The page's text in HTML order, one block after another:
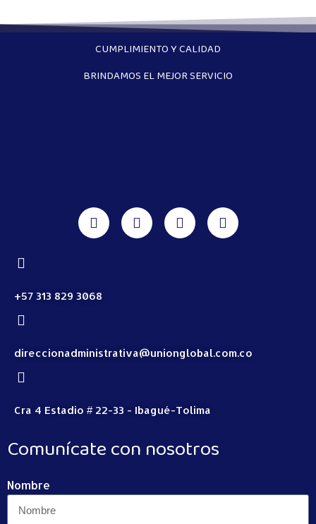
CUMPLIMIENTO Y CALIDAD
BRINDAMOS EL MEJOR SERVICIO
+57 313 829 3068
direccionadministrativa@unionglobal.com.co
Cra 4 Estadio # 22-33 - Ibagué-Tolima
Comunícate con nosotros
Nombre